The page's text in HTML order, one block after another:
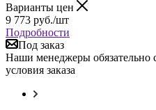
Варианты цен
9 773 руб./шт
Подробности
Под заказ
Наши менеджеры обязательно
условия заказа